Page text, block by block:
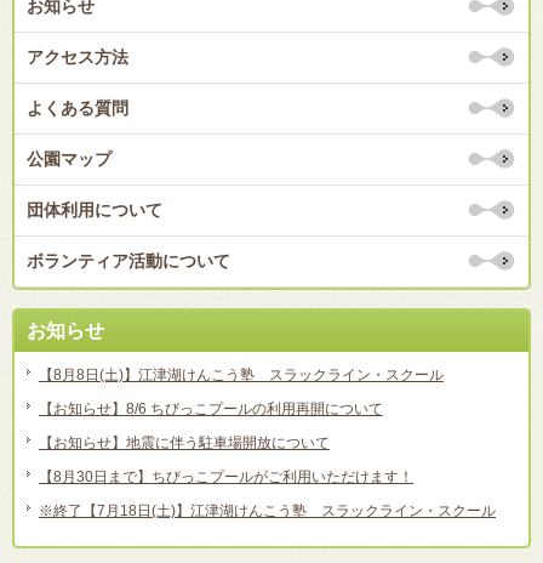
お知らせ
アクセス方法
よくある質問
公園マップ
団体利用について
ボランティア活動について
お知らせ
【8月8日(土)】江津湖けんこう塾 スラックライン・スクール
【お知らせ】8/6 ちびっこプールの利用再開について
【お知らせ】地震に伴う駐車場開放について
【8月30日まで】ちびっこプールがご利用いただけます！
※終了【7月18日(土)】江津湖けんこう塾 スラックライン・スクール